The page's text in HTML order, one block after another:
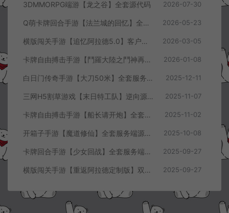
3DMMORPG端游【龙之谷】全套源代码 2026-07-30
Q萌卡牌回合手游【法兰城的回忆】全套服务端源码+客户端源码+策划文档 2026-05-23
横版闯关手游【追忆阿拉德5.0】客户端源码 2026-03-05
卡牌自由搏击手游【鬥羅大陸之鬥神再臨】全套客户端源码+服务端源码+管理后台+导表工具+部署文档 2026-01-08
白日门传奇手游【大刀50米】全套服务端源码+客户端源码 2025-12-11
三网H5割草游戏【末日特工队】逆向源码+Cocos本地离线即玩 2025-11-07
卡牌自由搏击手游【船长请开炮】全套服务端源码+客户端源码+GMVue3+策划表+美术包+前后端部署流程文档 2025-11-02
开箱子手游【魔道修仙】全套服务端源码+客户端源码 2025-10-08
卡牌回合手游【少女回战】全套服务端源码+客户端源码 2025-09-27
横版闯关手游【重返阿拉德定制版】双端客户端源码 2025-09-27